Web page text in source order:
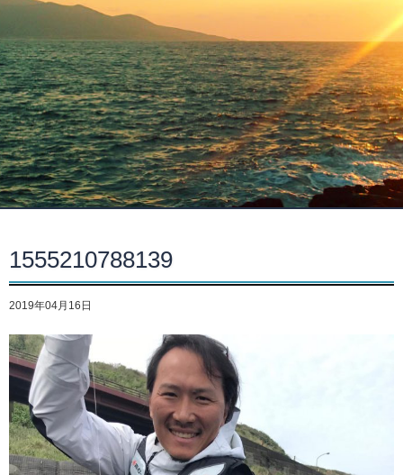
1555210788139
2019年04月16日